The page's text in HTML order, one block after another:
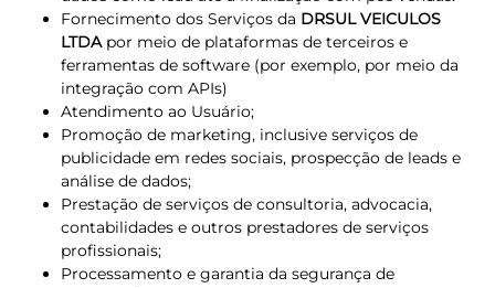
Fornecimento dos Serviços da DRSUL VEICULOS
LTDApor meio de plataformas de terceiros e
ferramentas de software (por exemplo, por meio da
integração com APIs)
Atendimento ao Usuário;
Promoção de marketing, inclusive serviços de
publicidade em redes sociais, prospecção de leads e
análise de dados;
Prestação de serviços de consultoria, advocacia,
contabilidades e outros prestadores de serviços
profissionais;
Processamento e garantia da segurança de